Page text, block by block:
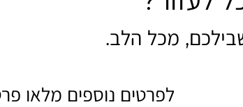
מכל הלב.
לפרטים נוספים מלאו